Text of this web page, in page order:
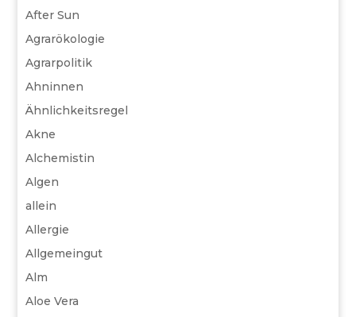
After Sun
Agrarökologie
Agrarpolitik
Ahninnen
Ähnlichkeitsregel
Akne
Alchemistin
Algen
allein
Allergie
Allgemeingut
Alm
Aloe Vera